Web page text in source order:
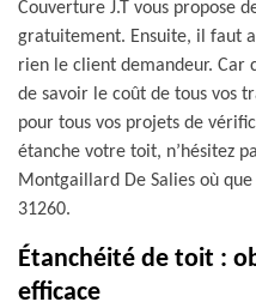
Couverture J.T vous propose
gratuitement. Ensuite, il faut
rien le client demandeur. Car
de savoir le coût de tous vos
pour tous vos projets de
étanche votre toit, n’hésitez
Montgaillard De Salies où
31260.
Étanchéité de toit :
efficace